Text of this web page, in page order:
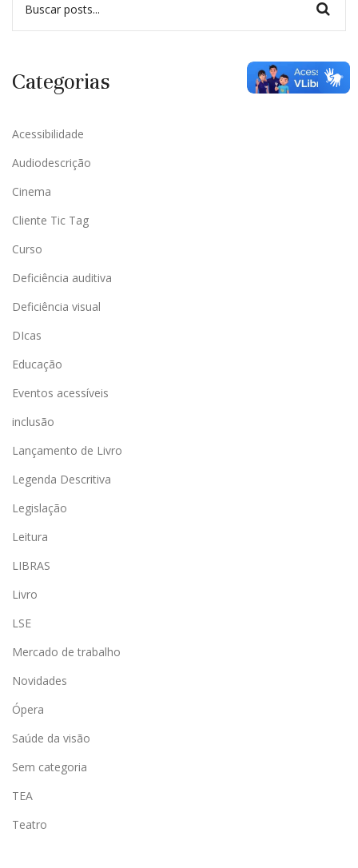
Categorias
Acessibilidade
Audiodescrição
Cinema
Cliente Tic Tag
Curso
Deficiência auditiva
Deficiência visual
DIcas
Educação
Eventos acessíveis
inclusão
Lançamento de Livro
Legenda Descritiva
Legislação
Leitura
LIBRAS
Livro
LSE
Mercado de trabalho
Novidades
Ópera
Saúde da visão
Sem categoria
TEA
Teatro